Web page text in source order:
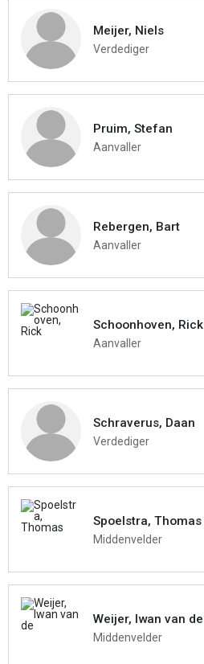
Meijer, Niels
Verdediger
Pruim, Stefan
Aanvaller
Rebergen, Bart
Aanvaller
Schoonhoven, Rick
Aanvaller
Schraverus, Daan
Verdediger
Spoelstra, Thomas
Middenvelder
Weijer, Iwan van de
Middenvelder